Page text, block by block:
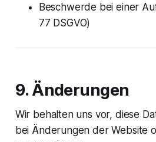
Beschwerde bei einer
77 DSGVO)
9. Änderungen
Wir behalten uns vor, diese
bei Änderungen der Website